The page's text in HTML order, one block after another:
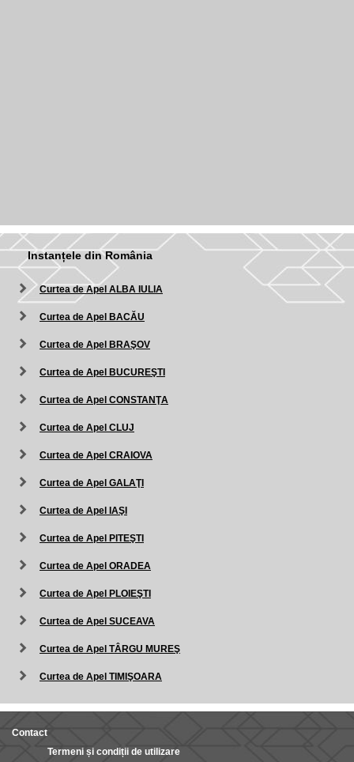
Instanțele din România
Curtea de Apel ALBA IULIA
Curtea de Apel BACĂU
Curtea de Apel BRAŞOV
Curtea de Apel BUCUREŞTI
Curtea de Apel CONSTANŢA
Curtea de Apel CLUJ
Curtea de Apel CRAIOVA
Curtea de Apel GALAŢI
Curtea de Apel IAŞI
Curtea de Apel PITEŞTI
Curtea de Apel ORADEA
Curtea de Apel PLOIEŞTI
Curtea de Apel SUCEAVA
Curtea de Apel TÂRGU MUREŞ
Curtea de Apel TIMIŞOARA
Contact
Termeni și condiții de utilizare